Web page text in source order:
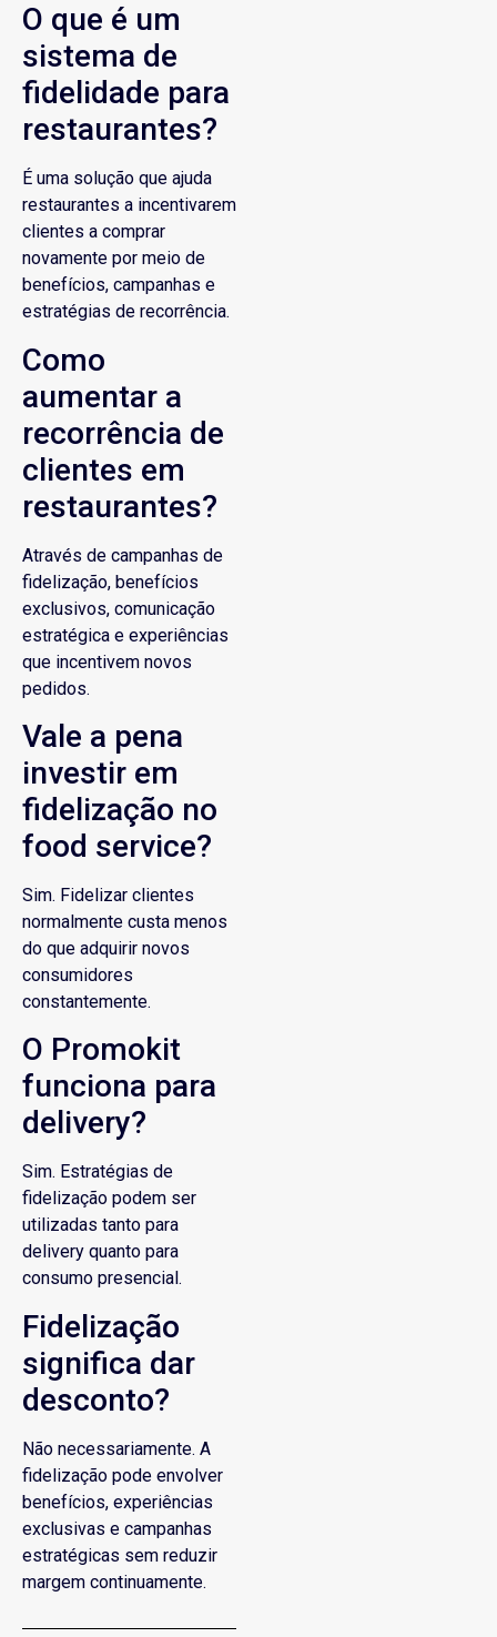
O que é um
sistema de
fidelidade para
restaurantes?
É uma solução que ajuda
restaurantes a incentivarem
clientes a comprar
novamente por meio de
benefícios, campanhas e
estratégias de recorrência.
Como
aumentar a
recorrência de
clientes em
restaurantes?
Através de campanhas de
fidelização, benefícios
exclusivos, comunicação
estratégica e experiências
que incentivem novos
pedidos.
Vale a pena
investir em
fidelização no
food service?
Sim. Fidelizar clientes
normalmente custa menos
do que adquirir novos
consumidores
constantemente.
O Promokit
funciona para
delivery?
Sim. Estratégias de
fidelização podem ser
utilizadas tanto para
delivery quanto para
consumo presencial.
Fidelização
significa dar
desconto?
Não necessariamente. A
fidelização pode envolver
benefícios, experiências
exclusivas e campanhas
estratégicas sem reduzir
margem continuamente.